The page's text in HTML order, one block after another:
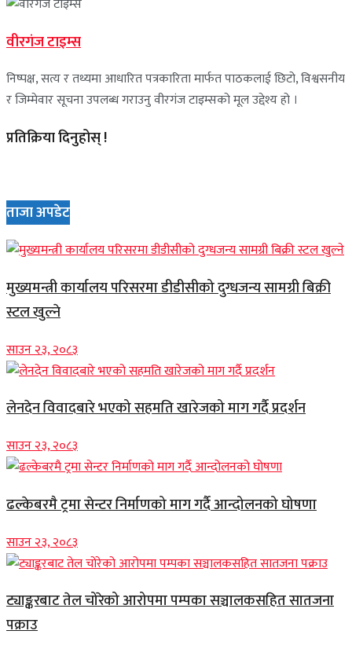
वीरगंज टाइम्स
निष्पक्ष, सत्य र तथ्यमा आधारित पत्रकारिता मार्फत पाठकलाई छिटो, विश्वसनीय
र जिम्मेवार सूचना उपलब्ध गराउनु वीरगंज टाइम्सको मूल उद्देश्य हो ।
प्रतिक्रिया दिनुहोस् !
ताजा अपडेट
मुख्यमन्त्री कार्यालय परिसरमा डीडीसीको दुग्धजन्य सामग्री बिक्री
स्टल खुल्ने
साउन २३, २०८३
लेनदेन विवादबारे भएको सहमति खारेजको माग गर्दै प्रदर्शन
साउन २३, २०८३
ढल्केबरमै ट्रमा सेन्टर निर्माणको माग गर्दै आन्दोलनको घोषणा
साउन २३, २०८३
ट्याङ्करबाट तेल चोरेको आरोपमा पम्पका सञ्चालकसहित सातजना
पक्राउ